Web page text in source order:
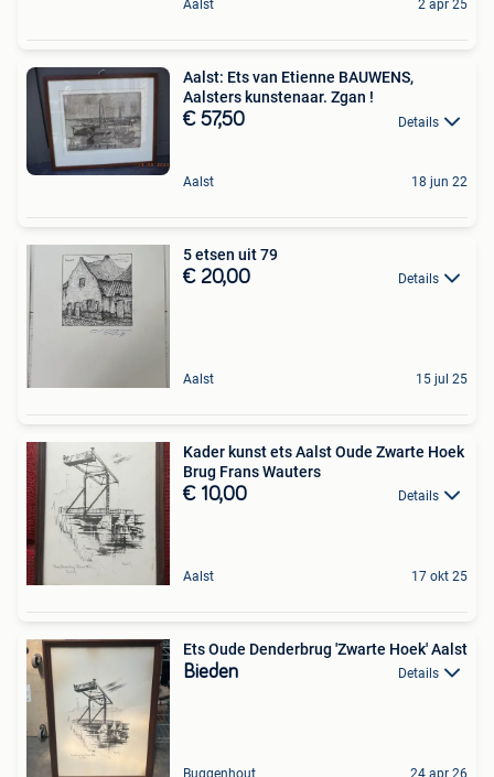
Aalst 2 apr 25
Aalst: Ets van Etienne BAUWENS,
Aalsters kunstenaar. Zgan !
€ 57,50 Details
Aalst 18 jun 22
5 etsen uit 79
€ 20,00 Details
Aalst 15 jul 25
Kader kunst ets Aalst Oude Zwarte Hoek
Brug Frans Wauters
€ 10,00 Details
Aalst 17 okt 25
Ets Oude Denderbrug 'Zwarte Hoek' Aalst
Bieden Details
Buggenhout 24 apr 26